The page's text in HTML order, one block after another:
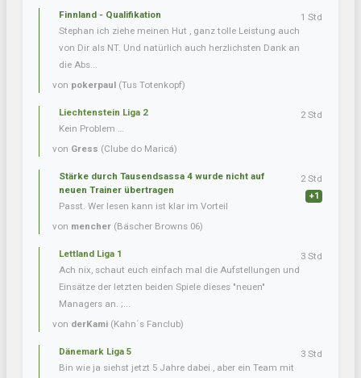
Finnland - Qualifikation
Stephan ich ziehe meinen Hut , ganz tolle Leistung auch
von Dir als NT. Und natürlich auch herzlichsten Dank an
die Abs...
von pokerpaul (Tus Totenkopf)
1 Std
Liechtenstein Liga 2
Kein Problem …
von Gress (Clube do Maricá)
2 Std
Stärke durch Tausendsassa 4 wurde nicht auf
neuen Trainer übertragen
Passt. Wer lesen kann ist klar im Vorteil
von mencher (Bäscher Browns 06)
2 Std
+1
Lettland Liga 1
Ach nix, schaut euch einfach mal die Aufstellungen und
Einsätze der letzten beiden Spiele dieses "neuen"
Managers an. ;...
von derKami (Kahn´s Fanclub)
3 Std
Dänemark Liga 5
Bin wie ja siehst jetzt 5 Jahre dabei , aber ein Team mit
3 Std